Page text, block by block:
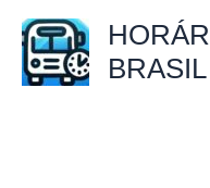
para
BRASIL